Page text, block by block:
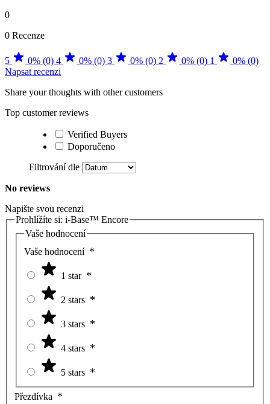
0
0 Recenze
5 0% (0) 4 0% (0) 3 0% (0) 2 0% (0) 1
0% (0)
Napsat recenzi
Share your thoughts with other customers
Top customer reviews
Verified Buyers
Doporučeno
Filtrování dle
No reviews
Napište svou recenzi
Prohlížíte si: i-Base™ Encore
Vaše hodnocení
Vaše hodnocení
1 star
2 stars
3 stars
4 stars
5 stars
Přezdívka